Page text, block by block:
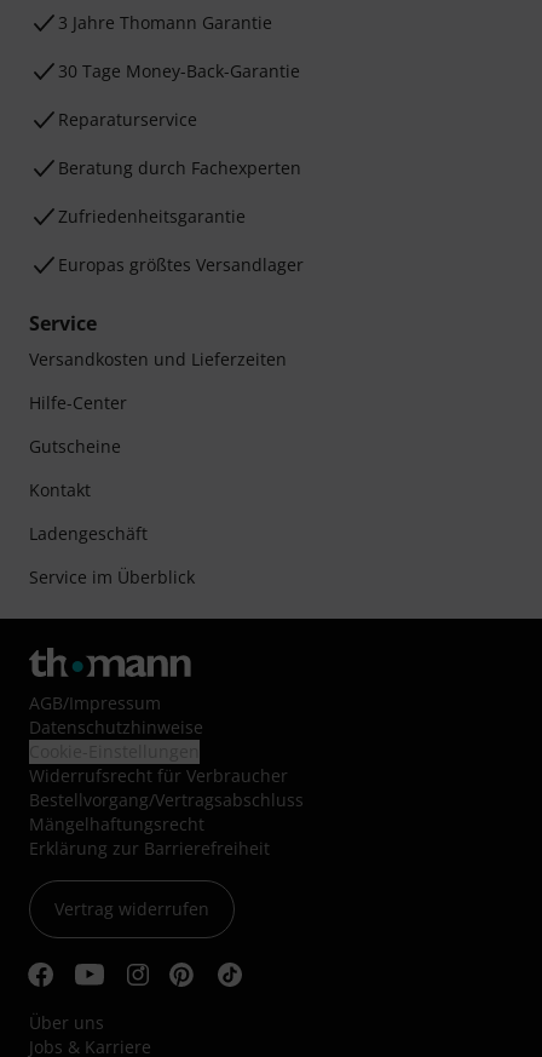
3 Jahre Thomann Garantie
30 Tage Money-Back-Garantie
Reparaturservice
Beratung durch Fachexperten
Zufriedenheitsgarantie
Europas größtes Versandlager
Service
Versandkosten und Lieferzeiten
Hilfe-Center
Gutscheine
Kontakt
Ladengeschäft
Service im Überblick
AGB/Impressum
Datenschutzhinweise
Widerrufsrecht für Verbraucher
Bestellvorgang/Vertragsabschluss
Mängelhaftungsrecht
Erklärung zur Barrierefreiheit
Vertrag widerrufen
Über uns
Jobs & Karriere